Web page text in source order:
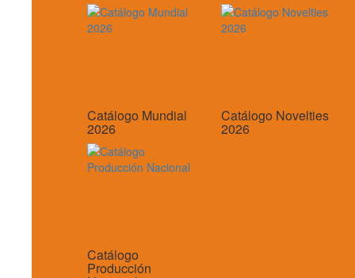
Catálogo Mundial
2026
Catálogo Novelties
2026
Catálogo
Producción